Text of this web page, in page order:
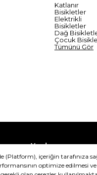
Katlanır
Bisikletler
Elektrikli
Bisikletler
Dağ
Çocuk
Tümünü Gör
Yardım
Teslimat